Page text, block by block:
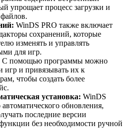
упрощает процесс загрузки и
WinDS PRO также включает
сохранений, которые
изменять и управлять
для игр.
С помощью программы можно
игр и привязывать их к
чтобы создать более
установка: WinDS
обновления,
последние версии
без необходимости ручной